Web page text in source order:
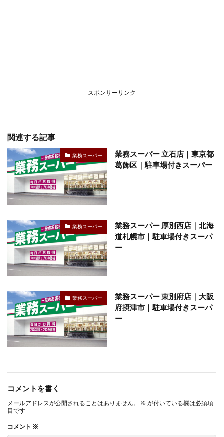
スポンサーリンク
関連する記事
業務スーパー
業務スーパー 立石店｜東京都
葛飾区｜駐車場付きスーパー
業務スーパー
業務スーパー 厚別西店｜北海
道札幌市｜駐車場付きスーパ
ー
業務スーパー
業務スーパー 東別府店｜大阪
府摂津市｜駐車場付きスーパ
ー
コメントを書く
メールアドレスが公開されることはありません。 ※ が付いている欄は必須項
目です
コメント ※